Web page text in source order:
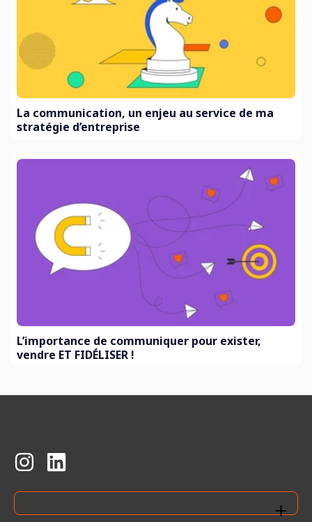
La communication, un enjeu au service de ma
stratégie d’entreprise
L’importance de communiquer pour exister,
vendre ET FIDÉLISER !